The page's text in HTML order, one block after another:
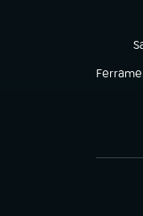
(abre